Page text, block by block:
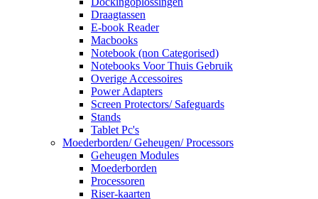
Draagtassen
E-book Reader
Macbooks
Notebook (non Categorised)
Notebooks Voor Thuis Gebruik
Overige Accessoires
Power Adapters
Screen Protectors/ Safeguards
Stands
Tablet Pc's
Moederborden/ Geheugen/ Processors
Geheugen Modules
Moederborden
Processoren
Riser-kaarten